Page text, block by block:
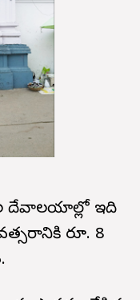
దేవాలయాల్లో ఇది
రూ. 8